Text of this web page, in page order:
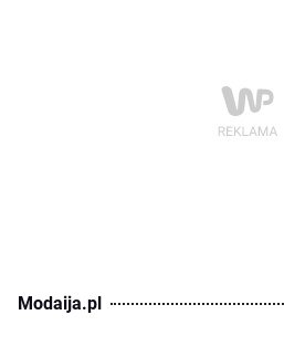
Modaija.pl